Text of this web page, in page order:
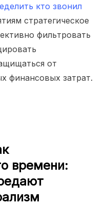
кто звонил
стратегическое
фильтровать
от
финансовых затрат.
времени: